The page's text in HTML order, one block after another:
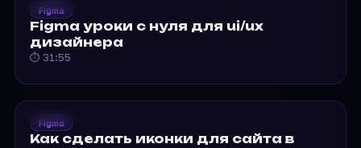
Figma уроки с нуля…
Figma
Figma уроки с нуля для ui/ux
дизайнера
⏱ 31:55
Как сделать иконки для…
Figma
Как сделать иконки для сайта в